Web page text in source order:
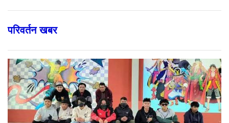
परिवर्तन खबर